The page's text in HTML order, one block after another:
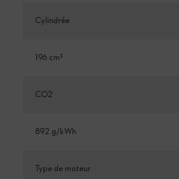
Cylindrée
196 cm³
CO2
892 g/kWh
Type de moteur